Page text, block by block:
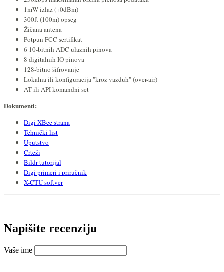
1mW izlaz (+0dBm)
300ft (100m) opseg
Žičana antena
Potpun FCC sertifikat
6 10-bitnih ADC ulaznih pinova
8 digitalnih IO pinova
128-bitno šifrovanje
Lokalna ili konfiguracija "kroz vazduh" (over-air)
AT ili API komandni set
Dokumenti:
Digi XBee strana
Tehnički list
Uputstvo
Crteži
Bildr tutorijal
Digi primeri i priručnik
X-CTU softver
Napišite recenziju
Vaše ime